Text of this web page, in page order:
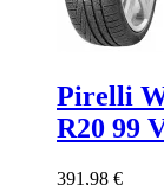
Pirelli
R20 99
391,98 €